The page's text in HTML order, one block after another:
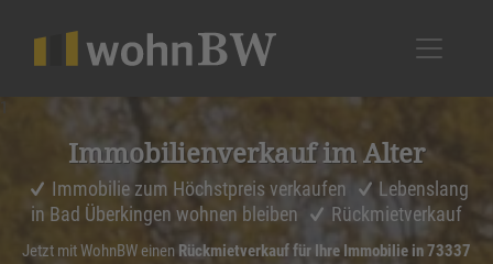
Immobi­li­en­ver­kauf im Alter
Immobilie zum Höchstpreis verkaufen
Lebenslang
in Bad Überkingen wohnen bleiben
Rückmietverkauf
Jetzt mit WohnBW einen Rückmietverkauf für Ihre Immobilie in 73337